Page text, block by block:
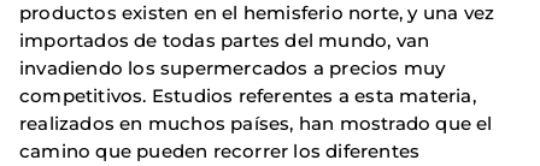
productos existen en el hemisferio norte, y una vez
importados de todas partes del mundo, van
invadiendo los supermercados a precios muy
competitivos. Estudios referentes a esta materia,
realizados en muchos países, han mostrado que el
camino que pueden recorrer los diferentes